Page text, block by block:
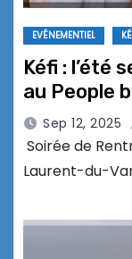
EVÉNEMENTIEL
Kéfi : l’été
au People
Sep 12, 2025
Soirée de
Laurent-du-